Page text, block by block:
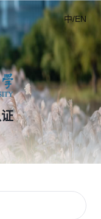
中/EN